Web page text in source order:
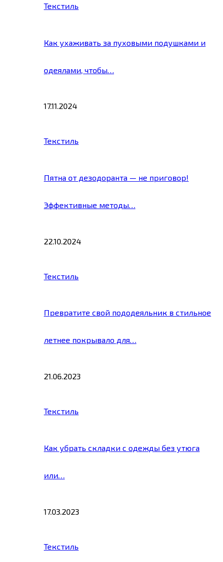
Текстиль
Как ухаживать за пуховыми подушками и
одеялами, чтобы…
17.11.2024
Текстиль
Пятна от дезодоранта — не приговор!
Эффективные методы…
22.10.2024
Текстиль
Превратите свой пододеяльник в стильное
летнее покрывало для…
21.06.2023
Текстиль
Как убрать складки с одежды без утюга
или…
17.03.2023
Текстиль